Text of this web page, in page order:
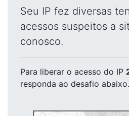
Seu IP fez diversas
acessos suspeitos a
conosco.
Para liberar o acesso do IP
responda ao desafio abaixo.